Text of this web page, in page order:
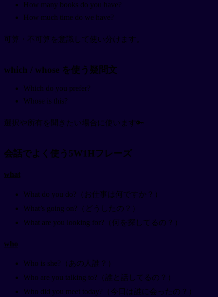
How many books do you have?
How much time do we have?
可算・不可算を意識して使い分けます。
which / whose を使う疑問文
Which do you prefer?
Whose is this?
選択や所有を聞きたい場合に使います🔑
会話でよく使う5W1Hフレーズ
what
What do you do?（お仕事は何ですか？）
What’s going on?（どうしたの？）
What are you looking for?（何を探してるの？）
who
Who is she?（あの人誰？）
Who are you talking to?（誰と話してるの？）
Who did you meet today?（今日は誰に会ったの？）